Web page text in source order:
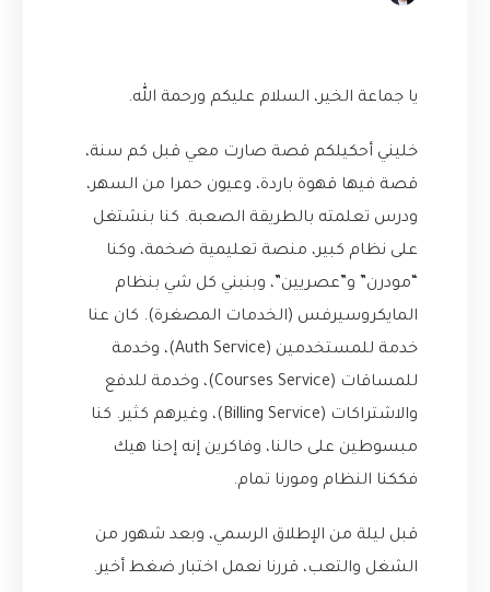
يا جماعة الخير، السلام عليكم ورحمة الله.
خليني أحكيلكم قصة صارت معي قبل كم سنة،
قصة فيها قهوة باردة، وعيون حمرا من السهر،
ودرس تعلمته بالطريقة الصعبة. كنا بنشتغل
على نظام كبير، منصة تعليمية ضخمة، وكنا
“مودرن” و”عصريين”، وبنبني كل شي بنظام
المايكروسيرفس (الخدمات المصغرة). كان عنا
خدمة للمستخدمين (Auth Service)، وخدمة
للمساقات (Courses Service)، وخدمة للدفع
والاشتراكات (Billing Service)، وغيرهم كثير. كنا
مبسوطين على حالنا، وفاكرين إنه إحنا هيك
فككنا النظام ومورنا تمام.
قبل ليلة من الإطلاق الرسمي، وبعد شهور من
الشغل والتعب، قررنا نعمل اختبار ضغط أخير.